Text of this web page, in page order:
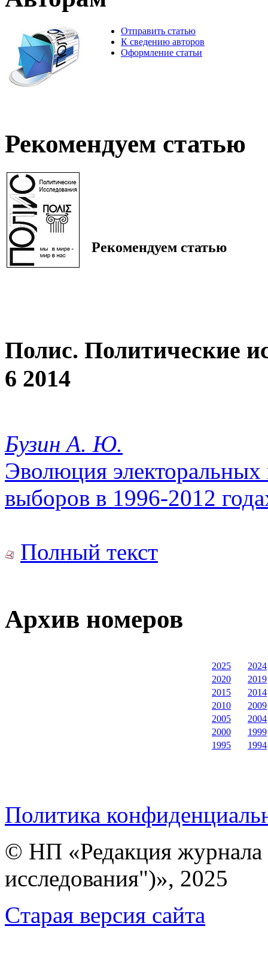
Отправить статью
К сведению авторов
Оформление статьи
Рекомендуем статью
Рекомендуем статью
Полис. Политические
6 2014
Бузин А. Ю.
Эволюция электоральных
выборов в 1996-2012
Полный текст
Архив номеров
2025
2024
2020
2019
2015
2014
2010
2009
2005
2004
2000
1999
1995
1994
Политика
© НП «Редакция
исследования")», 2025
Cтарая версия сайта